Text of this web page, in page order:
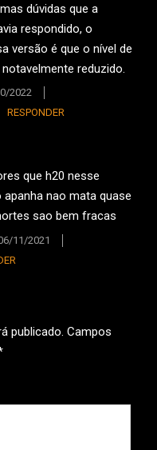
dúvidas que a
respondido, o
versão é que o nível de
reduzido.
2022
RESPONDER
que h20 nesse
nao mata quase
sao bem fracas
11/2021
publicado. Campos